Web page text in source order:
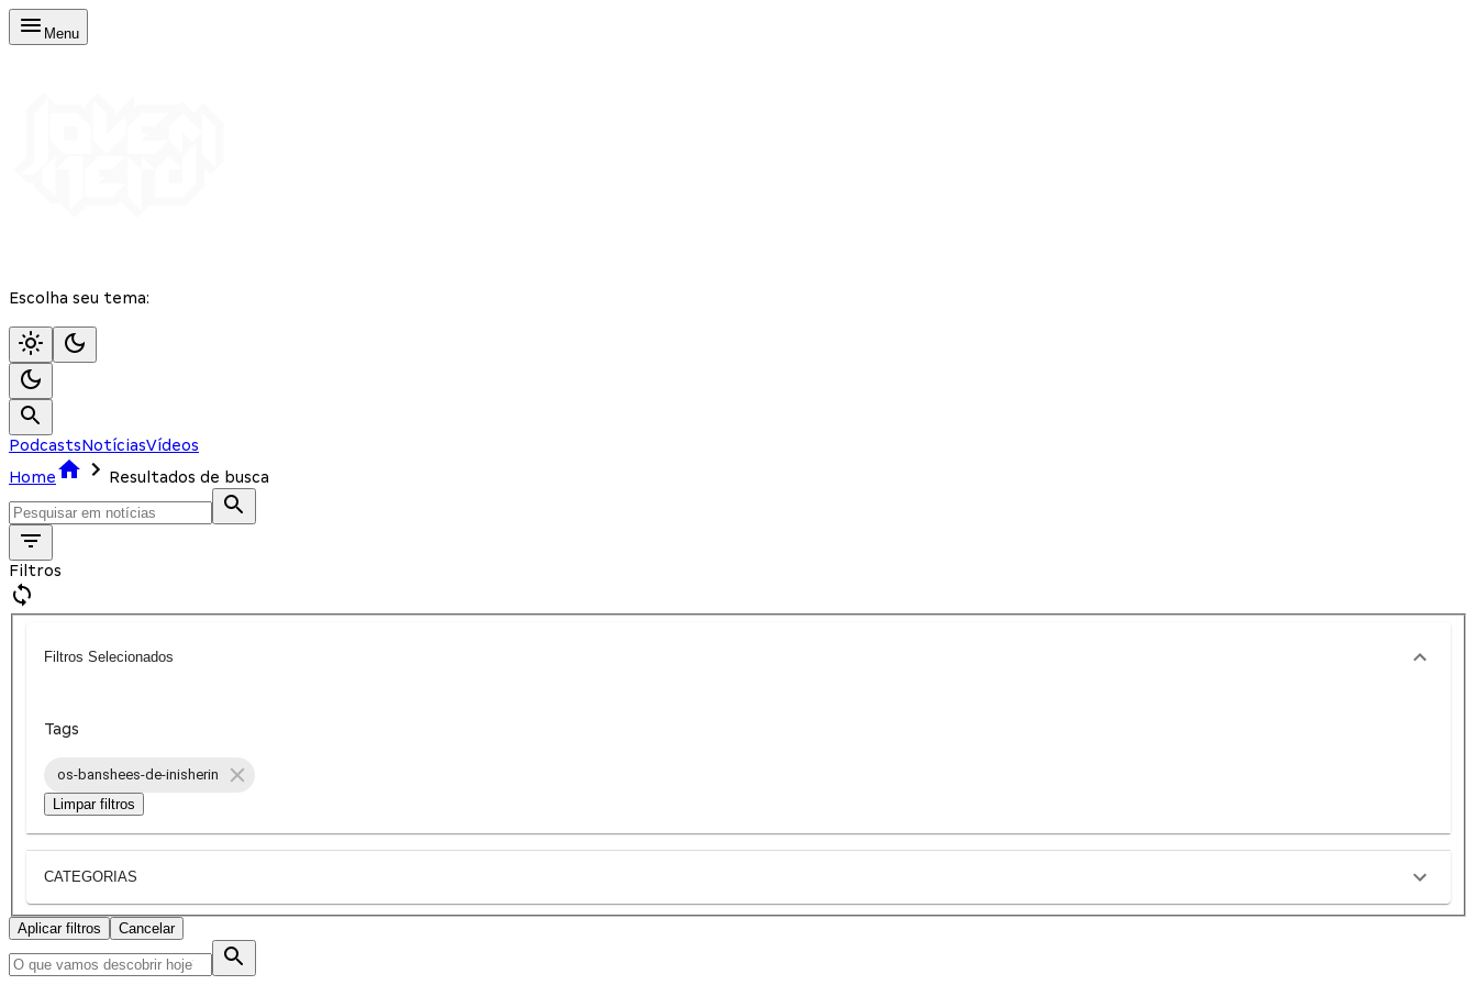
Menu
Escolha seu tema:
PodcastsNotíciasVídeos
Home
Resultados de busca
Filtros
Filtros Selecionados
Tags
os-banshees-de-inisherin
Limpar filtros
CATEGORIAS
Aplicar filtros Cancelar